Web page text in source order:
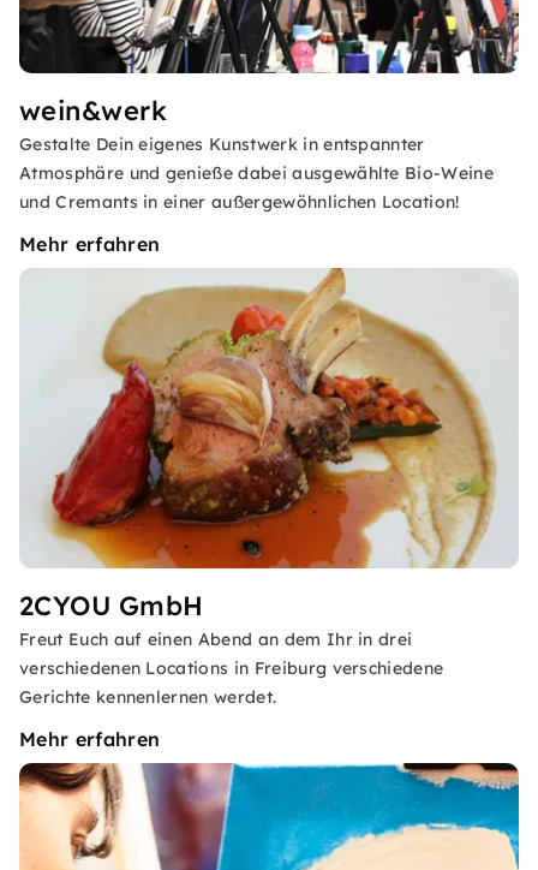
wein&werk
Gestalte Dein eigenes Kunstwerk in entspannter
Atmosphäre und genieße dabei ausgewählte Bio-Weine
und Cremants in einer außergewöhnlichen Location!
Mehr erfahren
2CYOU GmbH
Freut Euch auf einen Abend an dem Ihr in drei
verschiedenen Locations in Freiburg verschiedene
Gerichte kennenlernen werdet.
Mehr erfahren